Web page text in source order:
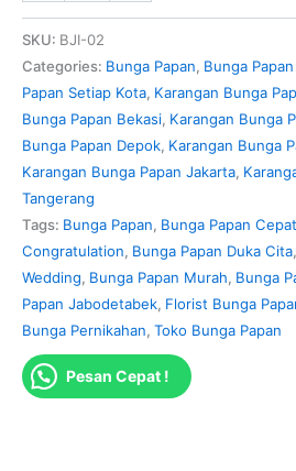
SKU: BJI-02
Categories: Bunga Papan, Bunga
Papan Setiap Kota, Karangan Bunga
Bunga Papan Bekasi, Karangan Bunga
Bunga Papan Depok, Karangan Bunga
Karangan Bunga Papan Jakarta,
Tangerang
Tags: Bunga Papan, Bunga Papan Cepat
Congratulation, Bunga Papan Duka Cita,
Wedding, Bunga Papan Murah, Bunga
Papan Jabodetabek, Florist Bunga
Bunga Pernikahan, Toko Bunga Papan
Pesan Cepat !